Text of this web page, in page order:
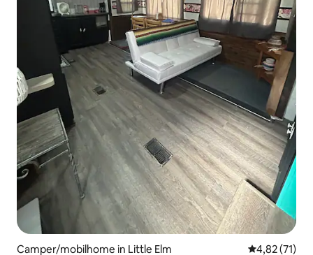
Camper/mobilhome in Little Elm Gemiddelde
4,82 (71)